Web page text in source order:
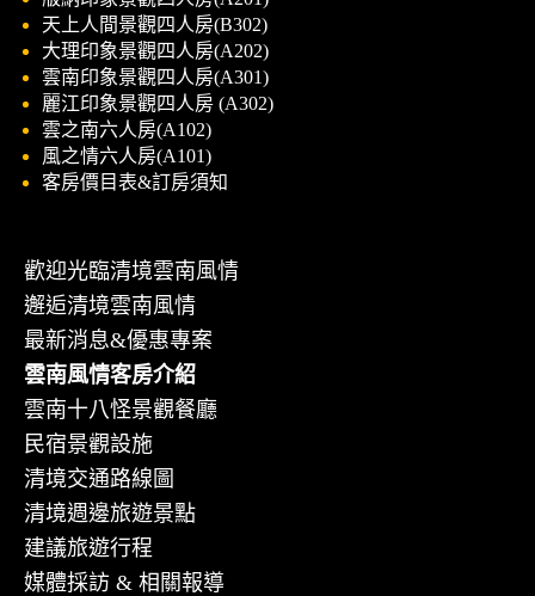
天上人間景觀四人房(B302)
大理印象景觀四人房(A202)
雲南印象景觀四人房(A301)
麗江印象景觀四人房 (A302)
雲之南六人房(A102)
風之情六人房(A101)
客房價目表&訂房須知
歡迎光臨清境雲南風情
邂逅清境雲南風情
最新消息&優惠專案
雲南風情客房介紹
雲南十八怪景觀餐廳
民宿景觀設施
清境交通路線圖
清境週邊旅遊景點
建議旅遊行程
媒體採訪 & 相關報導